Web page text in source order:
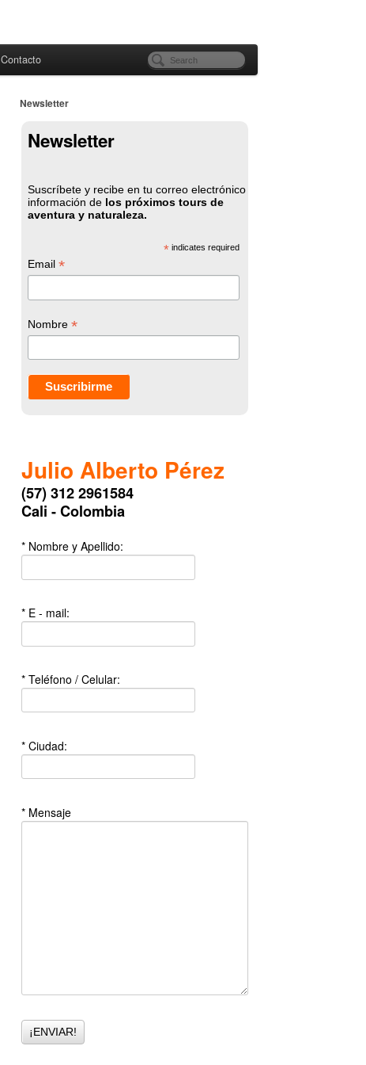
Contacto
Newsletter
Newsletter
Suscríbete y recibe en tu correo electrónico
información de los próximos tours de
aventura y naturaleza.
*indicates required
Email*
Nombre*
Julio Alberto Pérez
(57) 312 2961584
Cali - Colombia
* Nombre y Apellido:
* E - mail:
* Teléfono / Celular:
* Ciudad:
* Mensaje